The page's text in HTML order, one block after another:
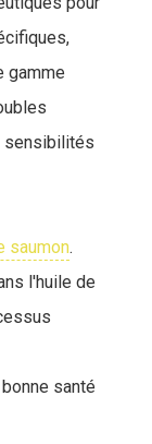
gamme
sensibilités
saumon.
l'huile de
santé